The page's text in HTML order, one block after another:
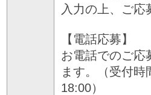
入力の上、ご応
【電話応募】
お電話でのご応
ます。（受付時
18:00）